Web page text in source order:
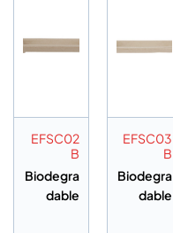
EFSC03
B
Biodegra
dable
EFSC02
B
Biodegra
dable